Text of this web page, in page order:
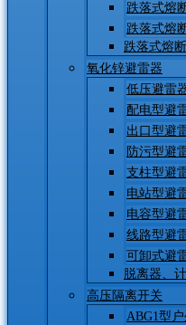
跌落式熔
跌落式熔
跌落式熔
氧化锌避雷器
低压避雷
配电型避
出口型避
防污型避
支柱型避
电站型避
电容型避
线路型避
可卸式避
脱离器、
高压隔离开关
ABG1型